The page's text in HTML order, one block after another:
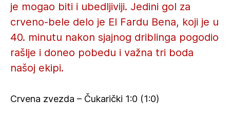
je mogao biti i ubedljiviji. Jedini gol za
crveno-bele delo je El Fardu Bena, koji je u
40. minutu nakon sjajnog driblinga pogodio
rašlje i doneo pobedu i važna tri boda
našoj ekipi.
Crvena zvezda – Čukarički 1:0 (1:0)